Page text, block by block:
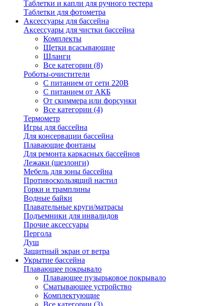
Таблетки и капли для ручного тестера
Таблетки для фотометра
Аксессуары для бассейна
Аксессуары для чистки бассейна
Комплекты
Щетки всасывающие
Шланги
Все категории (8)
Роботы-очистители
С питанием от сети 220В
С питанием от АКБ
От скиммера или форсунки
Все категории (4)
Термометр
Игры для бассейна
Для консервации бассейна
Плавающие фонтаны
Для ремонта каркасных бассейнов
Лежаки (шезлонги)
Мебель для зоны бассейна
Противоскользящий настил
Горки и трамплины
Водные байки
Плавательные круги/матрасы
Подъемники для инвалидов
Прочие аксессуары
Пергола
Душ
Защитный экран от ветра
Укрытие бассейна
Плавающее покрывало
Плавающее пузырьковое покрывало
Сматывающее устройство
Комплектующие
Все категории (3)